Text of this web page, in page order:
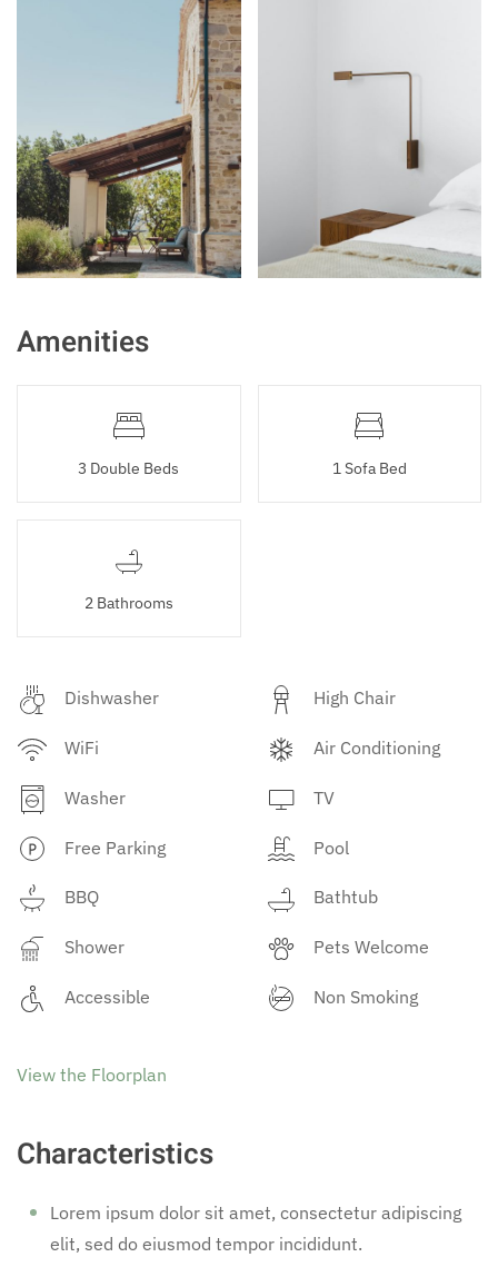
Amenities
3 Double Beds 1 Sofa Bed
2 Bathrooms
Dishwasher High Chair
WiFi Air Conditioning
Washer TV
Free Parking Pool
BBQ Bathtub
Shower Pets Welcome
Accessible Non Smoking
View the Floorplan
Characteristics
Lorem ipsum dolor sit amet, consectetur adipiscing
elit, sed do eiusmod tempor incididunt.